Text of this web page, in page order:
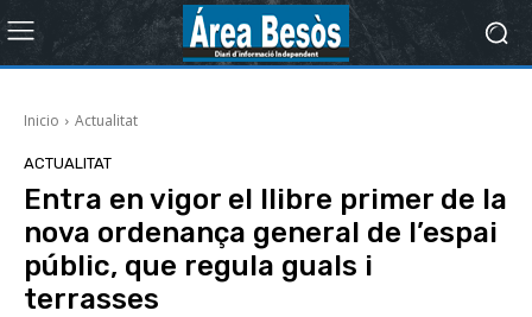
Inicio Actualitat
ACTUALITAT
Entra en vigor el llibre primer de la
nova ordenança general de l’espai
públic, que regula guals i
terrasses